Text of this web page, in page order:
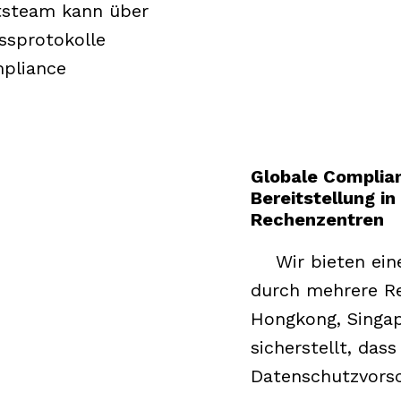
kann über
Globale
Bereitstellung in
Rechenzentren
Wir bieten
durch mehrere
Hongkong,
sicherstellt,